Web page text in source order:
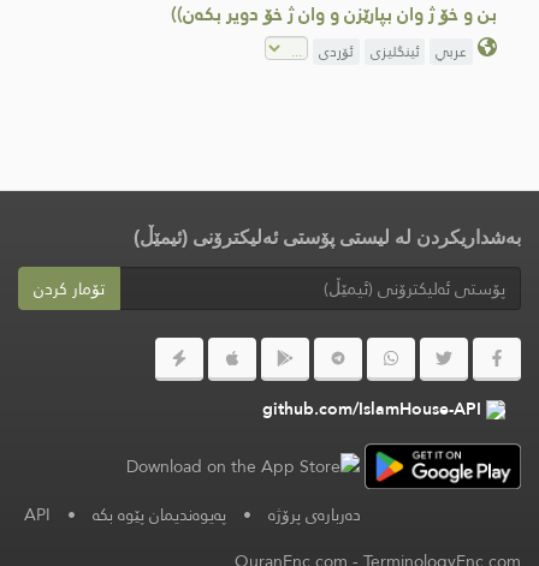
بن و خۆ ژ وان بپارێزن و وان ژ خۆ دویر بكه‌ن))
عربي ئینگلیزی ئۆردی
بەشداریکردن لە لیستی پۆستی ئەلیکترۆنی (ئیمێڵ)
تۆمار کردن
github.com/IslamHouse-API
دەربارەی پرۆژە • پەیوەندیمان پێوە بکە •
API